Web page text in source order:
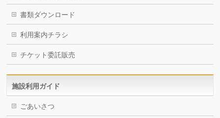
書類ダウンロード
利用案内チラシ
チケット委託販売
施設利用ガイド
ごあいさつ